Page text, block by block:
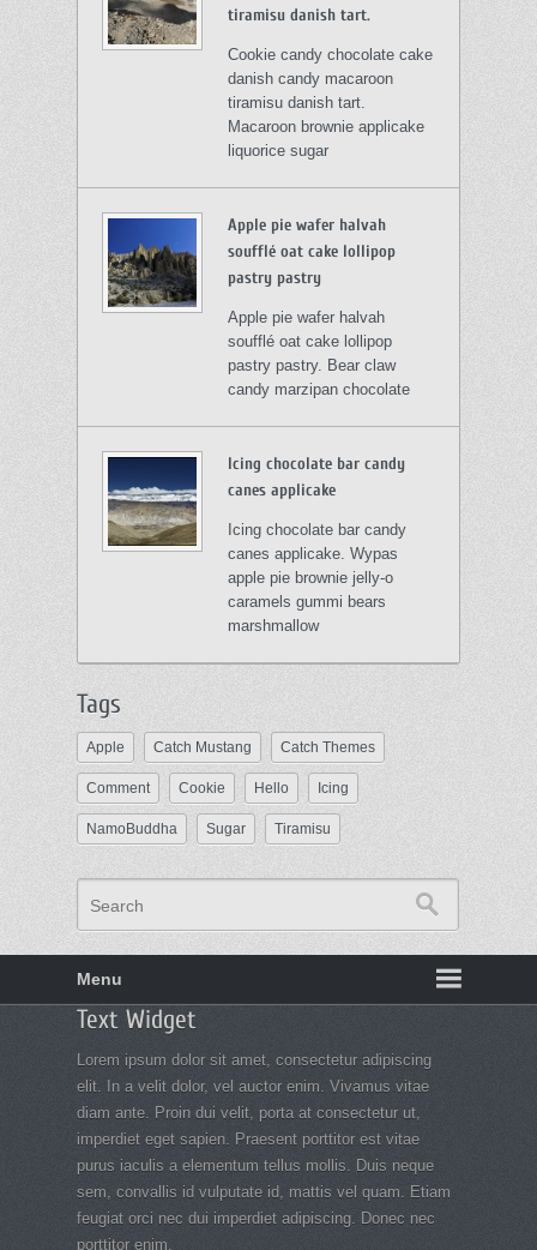
tiramisu danish tart.
Cookie candy chocolate cake
danish candy macaroon
tiramisu danish tart.
Macaroon brownie applicake
liquorice sugar
Apple pie wafer halvah
soufflé oat cake lollipop
pastry pastry
Apple pie wafer halvah
soufflé oat cake lollipop
pastry pastry. Bear claw
candy marzipan chocolate
Icing chocolate bar candy
canes applicake
Icing chocolate bar candy
canes applicake. Wypas
apple pie brownie jelly-o
caramels gummi bears
marshmallow
Tags
Apple Catch Mustang Catch Themes
Comment Cookie Hello Icing
NamoBuddha Sugar Tiramisu
Search
Menu
Text Widget
Lorem ipsum dolor sit amet, consectetur adipiscing
elit. In a velit dolor, vel auctor enim. Vivamus vitae
diam ante. Proin dui velit, porta at consectetur ut,
imperdiet eget sapien. Praesent porttitor est vitae
purus iaculis a elementum tellus mollis. Duis neque
sem, convallis id vulputate id, mattis vel quam. Etiam
feugiat orci nec dui imperdiet adipiscing. Donec nec
porttitor enim.